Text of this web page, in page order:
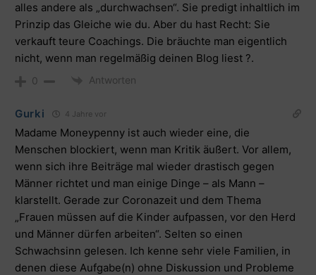
alles andere als „durchwachsen“. Sie predigt inhaltlich im
Prinzip das Gleiche wie du. Aber du hast Recht: Sie
verkauft teure Coachings. Die bräuchte man eigentlich
nicht, wenn man regelmäßig deinen Blog liest ?.
0 Antworten
Gurki 4 Jahre vor
Madame Moneypenny ist auch wieder eine, die
Menschen blockiert, wenn man Kritik äußert. Vor allem,
wenn sich ihre Beiträge mal wieder drastisch gegen
Männer richtet und man einige Dinge – als Mann –
klarstellt. Gerade zur Coronazeit und dem Thema
„Frauen müssen auf die Kinder aufpassen, vor den Herd
und Männer dürfen arbeiten“. Selten so einen
Schwachsinn gelesen. Ich kenne sehr viele Familien, in
denen diese Aufgabe(n) ohne Diskussion und Probleme